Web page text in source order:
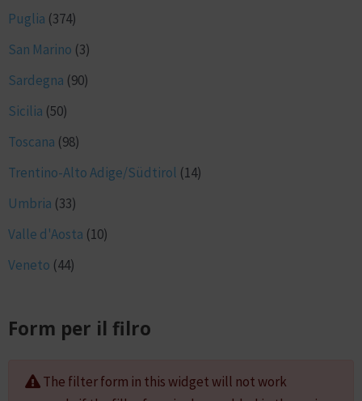
Puglia (374)
San Marino (3)
Sardegna (90)
Sicilia (50)
Toscana (98)
Trentino-Alto Adige/Südtirol (14)
Umbria (33)
Valle d'Aosta (10)
Veneto (44)
Form per il filro
The filter form in this widget will not work